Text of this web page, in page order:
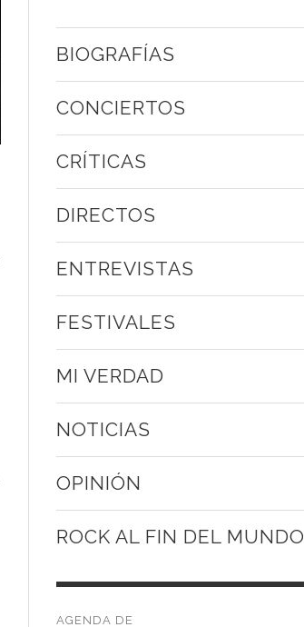
BIOGRAFÍAS
CONCIERTOS
CRÍTICAS
DIRECTOS
ENTREVISTAS
FESTIVALES
MI VERDAD
NOTICIAS
OPINIÓN
ROCK AL FIN DEL MUNDO